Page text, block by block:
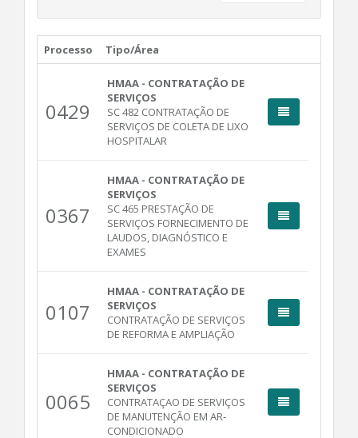
Processo Tipo/Área
0429
HMAA - CONTRATAÇÃO DE
SERVIÇOS
SC 482 CONTRATAÇÃO DE
SERVIÇOS DE COLETA DE LIXO
HOSPITALAR
0367
HMAA - CONTRATAÇÃO DE
SERVIÇOS
SC 465 PRESTAÇÃO DE
SERVIÇOS FORNECIMENTO DE
LAUDOS, DIAGNÓSTICO E
EXAMES
0107
HMAA - CONTRATAÇÃO DE
SERVIÇOS
CONTRATAÇÃO DE SERVIÇOS
DE REFORMA E AMPLIAÇÃO
0065
HMAA - CONTRATAÇÃO DE
SERVIÇOS
CONTRATAÇAO DE SERVIÇOS
DE MANUTENÇÃO EM AR-
CONDICIONADO